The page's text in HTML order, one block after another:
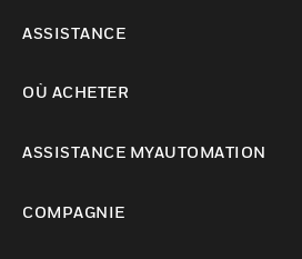
ASSISTANCE
OÙ ACHETER
ASSISTANCE MYAUTOMATION
COMPAGNIE